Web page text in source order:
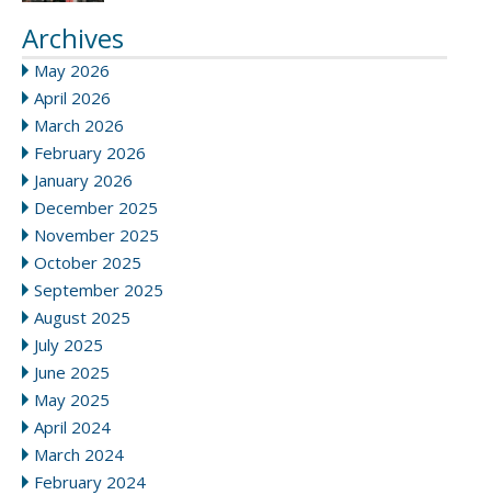
Archives
May 2026
April 2026
March 2026
February 2026
January 2026
December 2025
November 2025
October 2025
September 2025
August 2025
July 2025
June 2025
May 2025
April 2024
March 2024
February 2024